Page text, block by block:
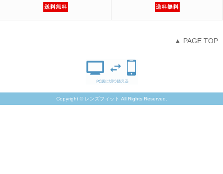
▲ PAGE TOP
Copyright © レンズフィット All Rights Reserved.